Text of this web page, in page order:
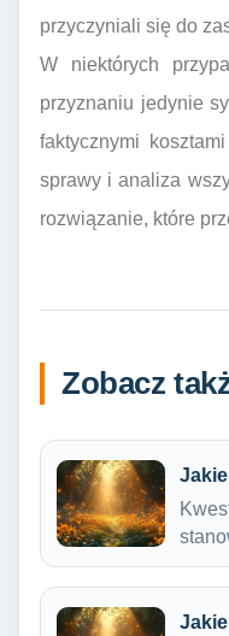
przyczyniali się do
W niektórych
przyznaniu jedynie
faktycznymi
sprawy i analiza
rozwiązanie, które
Zobacz